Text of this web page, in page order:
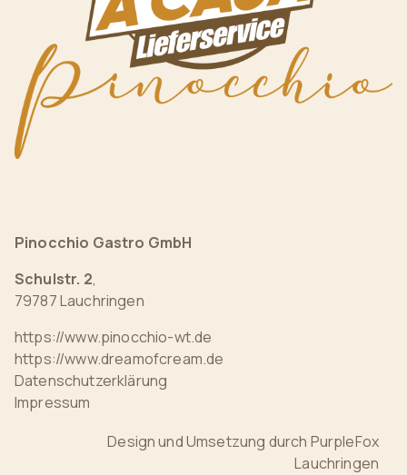
Pinocchio Gastro GmbH
Schulstr. 2,
79787 Lauchringen
https://www.pinocchio-wt.de
https://www.dreamofcream.de
Datenschutzerklärung
Impressum
Design und Umsetzung durch PurpleFox
Lauchringen